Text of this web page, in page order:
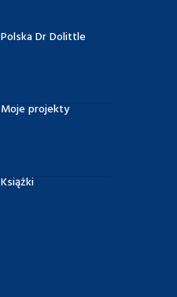
Polska Dr Dolittle
Moje projekty
Książki